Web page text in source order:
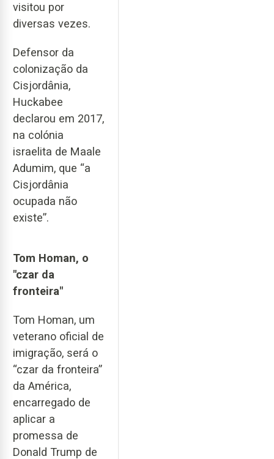
visitou por
diversas vezes.
Defensor da
colonização da
Cisjordânia,
Huckabee
declarou em 2017,
na colónia
israelita de Maale
Adumim, que “a
Cisjordânia
ocupada não
existe”.
Tom Homan, o
"czar da
fronteira"
Tom Homan, um
veterano oficial de
imigração, será o
“czar da fronteira”
da América,
encarregado de
aplicar a
promessa de
Donald Trump de